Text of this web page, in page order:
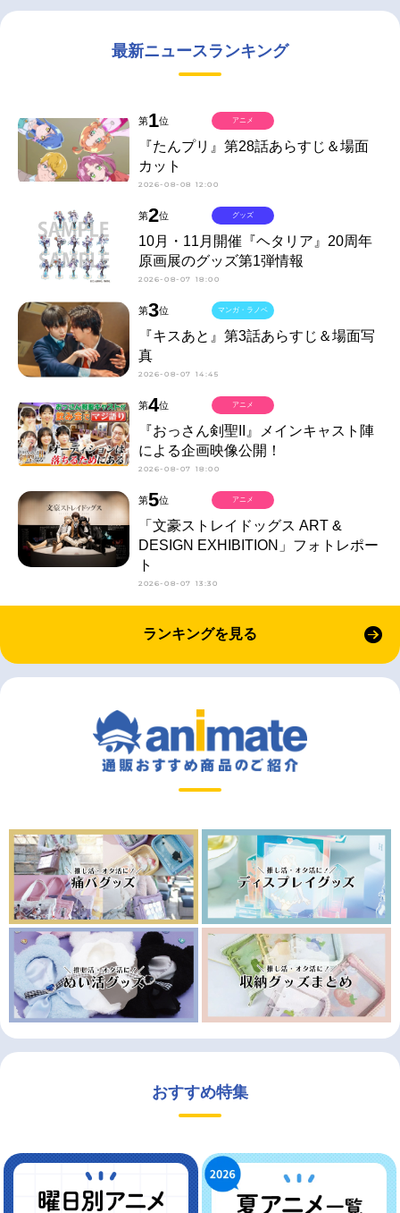
最新ニュースランキング
第1位
『たんプリ』第28話あらすじ＆場面
カット
2026-08-08 12:00
アニメ
第2位
10月・11月開催『ヘタリア』20周年
原画展のグッズ第1弾情報
2026-08-07 18:00
グッズ
第3位
『キスあと』第3話あらすじ＆場面写
真
2026-08-07 14:45
マンガ・ラノベ
第4位
『おっさん剣聖II』メインキャスト陣
による企画映像公開！
2026-08-07 18:00
アニメ
第5位
「文豪ストレイドッグス ART &
DESIGN EXHIBITION」フォトレポー
ト
2026-08-07 13:30
アニメ
ランキングを見る
おすすめ特集